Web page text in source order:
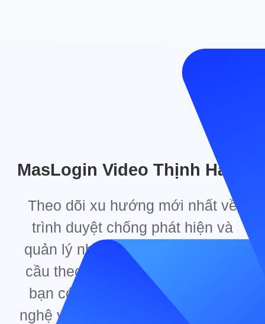
MasLogin Video Thịnh Hành
Theo dõi xu hướng mới nhất về
trình duyệt chống phát hiện và
quản lý nhiều tài khoản trên toàn
cầu theo thời gian thực. Tại đây,
bạn có thể xem các video công
nghệ và vận hành thịnh hành theo